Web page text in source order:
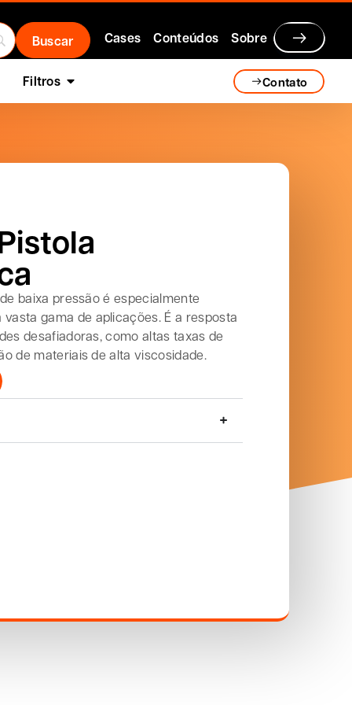
Cases Conteúdos Sobre
Filtros Contato
baixa pressão é especialmente
gama de aplicações. É a resposta
desafiadoras, como altas taxas de
de materiais de alta viscosidade.